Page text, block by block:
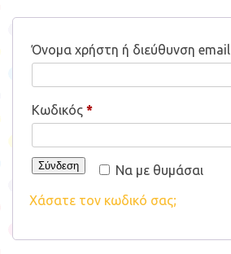
Όνομα χρήστη ή διεύθυνση email
Κωδικός *Απαιτείται
Να με θυμάσαι
Σύνδεση
Χάσατε τον κωδικό σας;